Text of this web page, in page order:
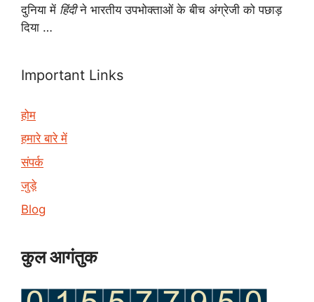
दुनिया में हिंदीने भारतीय उपभोक्ताओं के बीच अंग्रेजी को पछाड़
दिया …
Important Links
होम
हमारे बारे में
संपर्क
जुड़े
Blog
कुल आगंतुक